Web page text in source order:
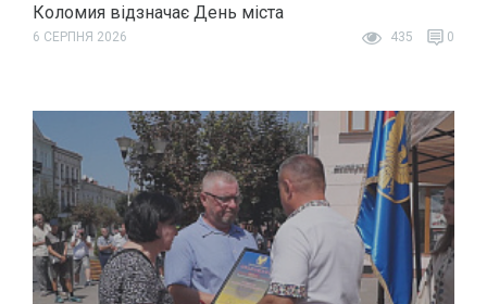
Коломия відзначає День міста
6 СЕРПНЯ 2026 435 0